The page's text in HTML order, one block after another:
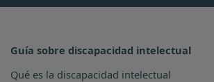
Guía sobre discapacidad intelectual
Qué es la discapacidad intelectual